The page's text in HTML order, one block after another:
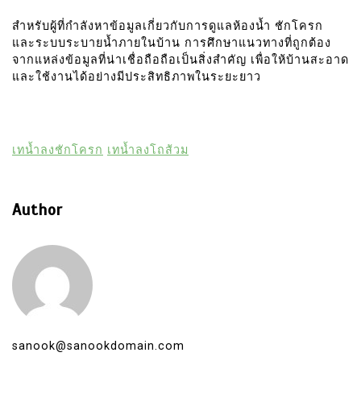
สำหรับผู้ที่กำลังหาข้อมูลเกี่ยวกับการดูแลห้องน้ำ ชักโครก
และระบบระบายน้ำภายในบ้าน การศึกษาแนวทางที่ถูกต้อง
จากแหล่งข้อมูลที่น่าเชื่อถือถือเป็นสิ่งสำคัญ เพื่อให้บ้านสะอาด
และใช้งานได้อย่างมีประสิทธิภาพในระยะยาว
เทน้ำลงชักโครก เทน้ำลงโถส้วม
Author
sanook@sanookdomain.com